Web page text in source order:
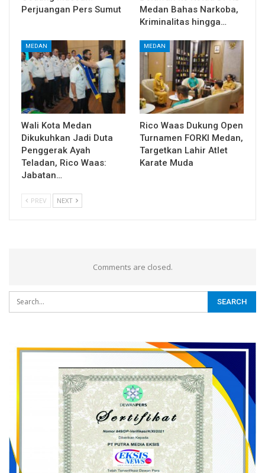
Perjuangan Pers Sumut
Medan Bahas Narkoba,
Kriminalitas hingga…
MEDAN
Wali Kota Medan
Dikukuhkan Jadi Duta
Penggerak Ayah
Teladan, Rico Waas:
Jabatan…
MEDAN
Rico Waas Dukung Open
Turnamen FORKI Medan,
Targetkan Lahir Atlet
Karate Muda
PREV NEXT
Comments are closed.